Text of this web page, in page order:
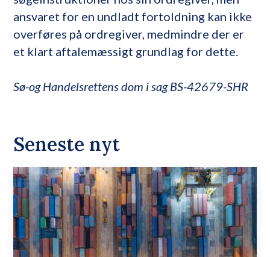
ansvaret for en undladt fortoldning kan ikke
overføres på ordregiver, medmindre der er
et klart aftalemæssigt grundlag for dette.
Sø-og Handelsrettens dom i sag BS-42679-SHR
Seneste nyt